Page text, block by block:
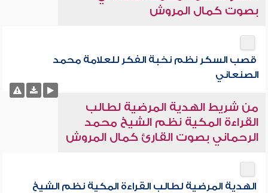
بصوت كمال المروش
قصب السكر نظم نخبة الفكر للعلامة محمد
الصنعاني
من شريط الهدية المرضية لطالب
القراءة المكية نظم الشيخ محمد
الرحماني بصوت القارئ كمال المروش
الهدية المرضية لطالب القراءة المكية نظم الشيخ